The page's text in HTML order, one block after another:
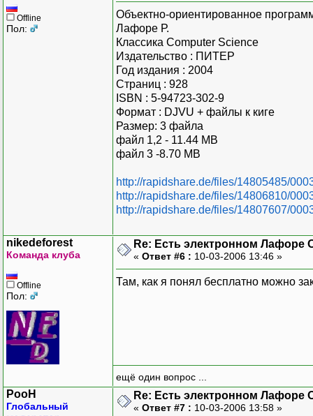
Offline
Пол:
Объектно-ориентированное
Лафоре Р.
Классика Computer Science
Издательство : ПИТЕР
Год издания : 2004
Страниц : 928
ISBN : 5-94723-302-9
Формат : DJVU + файлы к киге
Размер: 3 файла
файл 1,2 - 11.44 MB
файл 3 -8.70 MB
http://rapidshare.de/files/14805485/
http://rapidshare.de/files/14806810/
http://rapidshare.de/files/14807607/
nikedeforest
Команда клуба
Offline
Пол:
Re: Есть электронном Лафоре
« Ответ #6 : 10-03-2006 13:46 »
Там, как я понял бесплатно можно
ещё один вопрос ...
PooH
Глобальный
Re: Есть электронном Лафоре
« Ответ #7 : 10-03-2006 13:58 »